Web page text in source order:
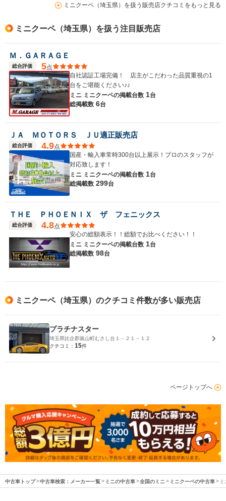
ミニクーペ（埼玉県）を扱う販売店クチコミをもっと見る
ミニクーペ（埼玉県）を扱う注目販売店
Ｍ．ＧＡＲＡＧＥ
総合評価 5点
自社認証工場完備！ 店主がこだわった品質重視の1
台をご堪能ください♪♪
ミニ ミニクーペの掲載台数 1台
総掲載数 6台
ＪＡ ＭＯＴＯＲＳ ＪＵ適正販売店
総合評価 4.9点
国産・輸入車常時300台以上展示！プロのスタッフが
対応致します！
ミニ ミニクーペの掲載台数 1台
総掲載数 299台
ＴＨＥ ＰＨＯＥＮＩＸ ザ フェニックス
総合評価 4.8点
安心の総額表示！！総額でお比べください！！
ミニ ミニクーペの掲載台数 1台
総掲載数 98台
ミニクーペ（埼玉県）のクチコミ件数が多い販売店
プラチナスター
埼玉県比企郡嵐山町むさし台１－２１－１２
クチコミ： 15件
ページトップへ
中古車トップ 中古車検索：メーカー一覧 ミニの中古車 全国のミニ ミニクーペの中古車